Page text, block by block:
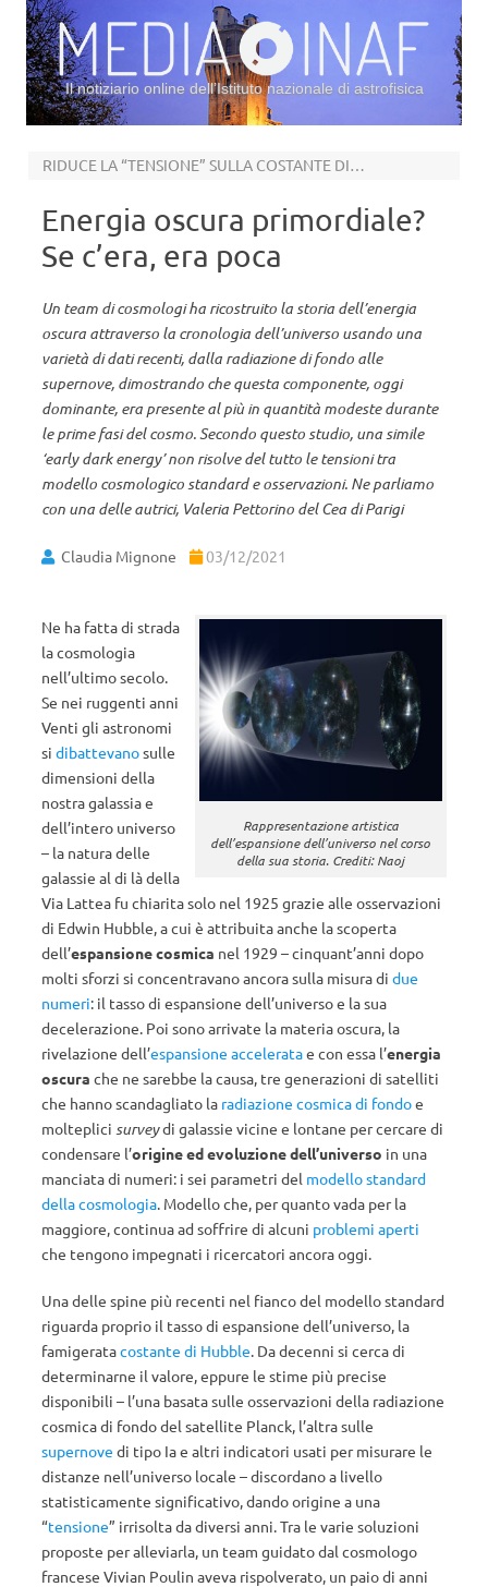
Il notiziario online dell’Istituto nazionale di astrofisica
RIDUCE LA “TENSIONE” SULLA COSTANTE DI HUBBLE MA NE INTRODUCE UN’ALTRA
Energia oscura primordiale?
Se c’era, era poca
Un team di cosmologi ha ricostruito la storia dell’energia
oscura attraverso la cronologia dell’universo usando una
varietà di dati recenti, dalla radiazione di fondo alle
supernove, dimostrando che questa componente, oggi
dominante, era presente al più in quantità modeste durante
le prime fasi del cosmo. Secondo questo studio, una simile
‘early dark energy’ non risolve del tutto le tensioni tra
modello cosmologico standard e osservazioni. Ne parliamo
con una delle autrici, Valeria Pettorino del Cea di Parigi
Claudia Mignone 03/12/2021
Rappresentazione artistica
dell’espansione dell’universo nel corso
della sua storia. Crediti: Naoj
Ne ha fatta di strada
la cosmologia
nell’ultimo secolo.
Se nei ruggenti anni
Venti gli astronomi
si dibattevanosulle
dimensioni della
nostra galassia e
dell’intero universo
– la natura delle
galassie al di là della
Via Lattea fu chiarita solo nel 1925 grazie alle osservazioni
di Edwin Hubble, a cui è attribuita anche la scoperta
dell’espansione cosmica nel 1929 – cinquant’anni dopo
molti sforzi si concentravano ancora sulla misura di due
numeri: il tasso di espansione dell’universo e la sua
decelerazione. Poi sono arrivate la materia oscura, la
rivelazione dell’espansione acceleratae con essa l’energia
oscura che ne sarebbe la causa, tre generazioni di satelliti
che hanno scandagliato la radiazione cosmica di fondoe
molteplici surveydi galassie vicine e lontane per cercare di
condensare l’origine ed evoluzione dell’universo in una
manciata di numeri: i sei parametri del modello standard
della cosmologia. Modello che, per quanto vada per la
maggiore, continua ad soffrire di alcuni problemi aperti
che tengono impegnati i ricercatori ancora oggi.
Una delle spine più recenti nel fianco del modello standard
riguarda proprio il tasso di espansione dell’universo, la
famigeratacostante di Hubble. Da decenni si cerca di
determinarne il valore, eppure le stime più precise
disponibili – l’una basata sulle osservazioni della radiazione
cosmica di fondo del satellite Planck, l’altra sulle
supernove di tipo Ia e altri indicatori usati per misurare le
distanze nell’universo locale – discordano a livello
statisticamente significativo, dando origine a una
“tensione” irrisolta da diversi anni. Tra le varie soluzioni
proposte per alleviarla, un team guidato dal cosmologo
francese Vivian Poulin aveva rispolverato, un paio di anni